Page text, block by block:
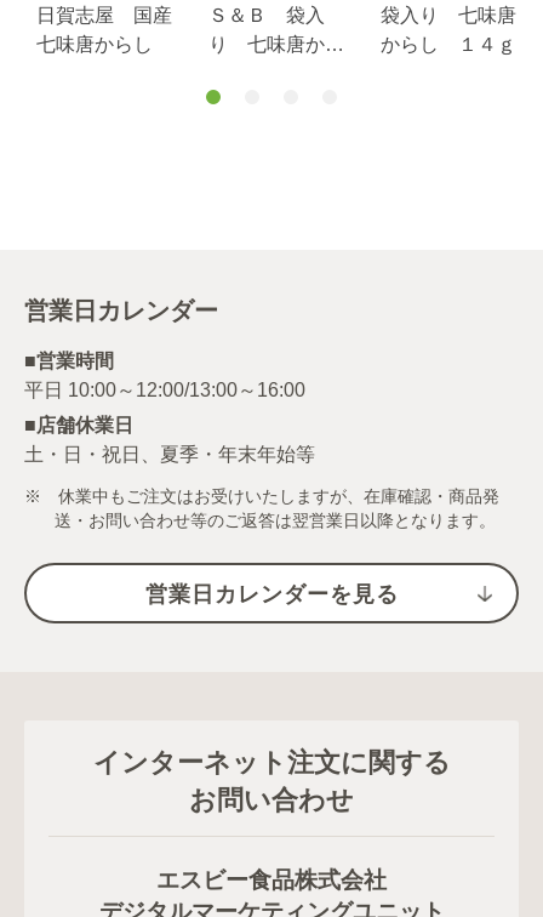
日賀志屋 国産
七味唐からし
Ｓ＆Ｂ 袋入
り 七味唐から
え用）
袋入り 七味唐
からし １４ｇ
営業日カレンダー
■営業時間
■店舗休業日
土・日・祝日、夏季・年末年始等
※ 休業中もご注文はお受けいたしますが、在庫確認・商品発
送・お問い合わせ等のご返答は翌営業日以降となります。
営業日カレンダーを見る
インターネット注文に関する
お問い合わせ
エスビー食品株式会社
デジタルマーケティングユニット